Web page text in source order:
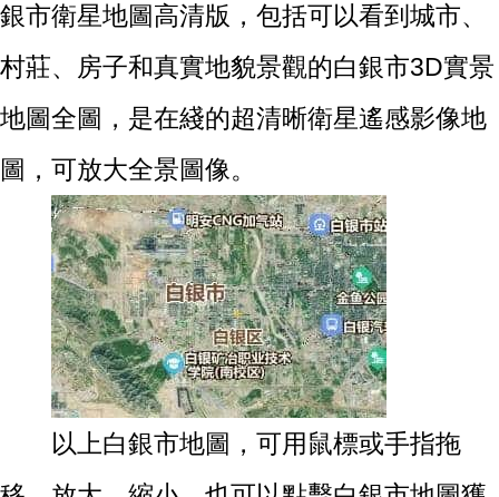
銀市衛星地圖高清版，包括可以看到城市、
村莊、房子和真實地貌景觀的白銀市3D實景
地圖全圖，是在綫的超清晰衛星遙感影像地
圖，可放大全景圖像。
以上白銀市地圖，可用鼠標或手指拖